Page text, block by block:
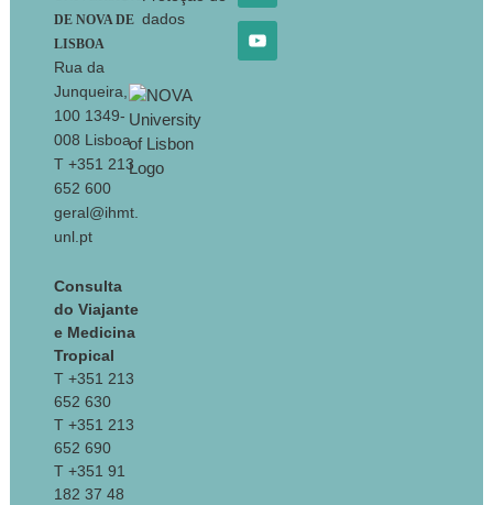
DE NOVA DE
LISBOA
Rua da
Junqueira,
100 1349-
008 Lisboa
T +351 213
652 600
geral@ihmt.
unl.pt
Consulta
do Viajante
e Medicina
Tropical
T +351 213
652 630
T +351 213
652 690
T +351 91
182 37 48
dados